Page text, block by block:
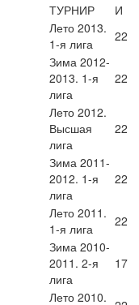
ТУРНИР
И
Лето 2013.
1-я лига
22
Зима 2012-
2013. 1-я
лига
22
Лето 2012.
Высшая
лига
22
Зима 2011-
2012. 1-я
лига
22
Лето 2011.
1-я лига
22
Зима 2010-
2011. 2-я
лига
17
Лето 2010.